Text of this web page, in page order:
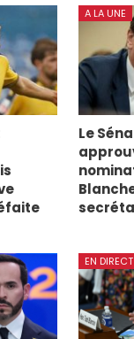
A LA UNE
Le
EN DIRECT